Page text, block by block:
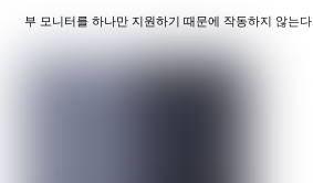
부 모니터를 하나만 지원하기 때문에 작동하지 않는다.